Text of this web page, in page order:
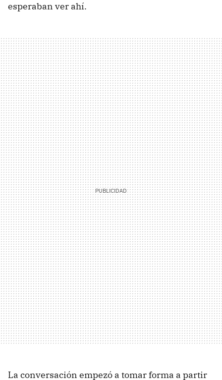
esperaban ver ahí.
La conversación empezó a tomar forma a partir